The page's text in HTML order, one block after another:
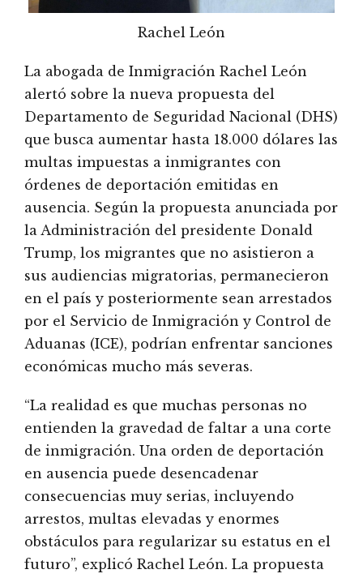
Rachel León
La abogada de Inmigración Rachel León
alertó sobre la nueva propuesta del
Departamento de Seguridad Nacional (DHS)
que busca aumentar hasta 18.000 dólares las
multas impuestas a inmigrantes con
órdenes de deportación emitidas en
ausencia. Según la propuesta anunciada por
la Administración del presidente Donald
Trump, los migrantes que no asistieron a
sus audiencias migratorias, permanecieron
en el país y posteriormente sean arrestados
por el Servicio de Inmigración y Control de
Aduanas (ICE), podrían enfrentar sanciones
económicas mucho más severas.
“La realidad es que muchas personas no
entienden la gravedad de faltar a una corte
de inmigración. Una orden de deportación
en ausencia puede desencadenar
consecuencias muy serias, incluyendo
arrestos, multas elevadas y enormes
obstáculos para regularizar su estatus en el
futuro”, explicó Rachel León. La propuesta